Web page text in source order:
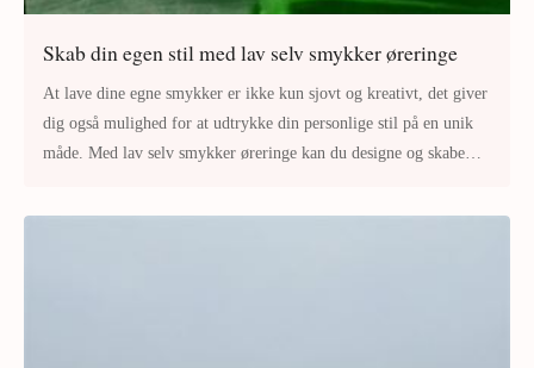
Skab din egen stil med lav selv smykker øreringe
At lave dine egne smykker er ikke kun sjovt og kreativt, det giver
dig også mulighed for at udtrykke din personlige stil på en unik
måde. Med lav selv smykker øreringe kan du designe og skabe